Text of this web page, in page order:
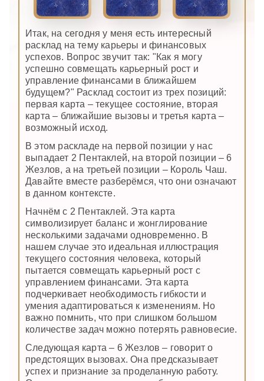
Итак, на сегодня у меня есть интересный
расклад на тему карьеры и финансовых
успехов. Вопрос звучит так: "Как я могу
успешно совмещать карьерный рост и
управление финансами в ближайшем
будущем?" Расклад состоит из трех позиций:
первая карта – текущее состояние, вторая
карта – ближайшие вызовы и третья карта –
возможный исход.
В этом раскладе на первой позиции у нас
выпадает 2 Пентаклей, на второй позиции – 6
Жезлов, а на третьей позиции – Король Чаш.
Давайте вместе разберёмся, что они означают
в данном контексте.
Начнём с 2 Пентаклей. Эта карта
символизирует баланс и жонглирование
несколькими задачами одновременно. В
нашем случае это идеальная иллюстрация
текущего состояния человека, который
пытается совмещать карьерный рост с
управлением финансами. Эта карта
подчеркивает необходимость гибкости и
умения адаптироваться к изменениям. Но
важно помнить, что при слишком большом
количестве задач можно потерять равновесие.
Следующая карта – 6 Жезлов – говорит о
предстоящих вызовах. Она предсказывает
успех и признание за проделанную работу.